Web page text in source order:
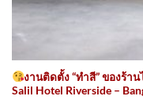
งานติดตั้ง “ทำสี” ของร้า
Salil Hotel Riverside –